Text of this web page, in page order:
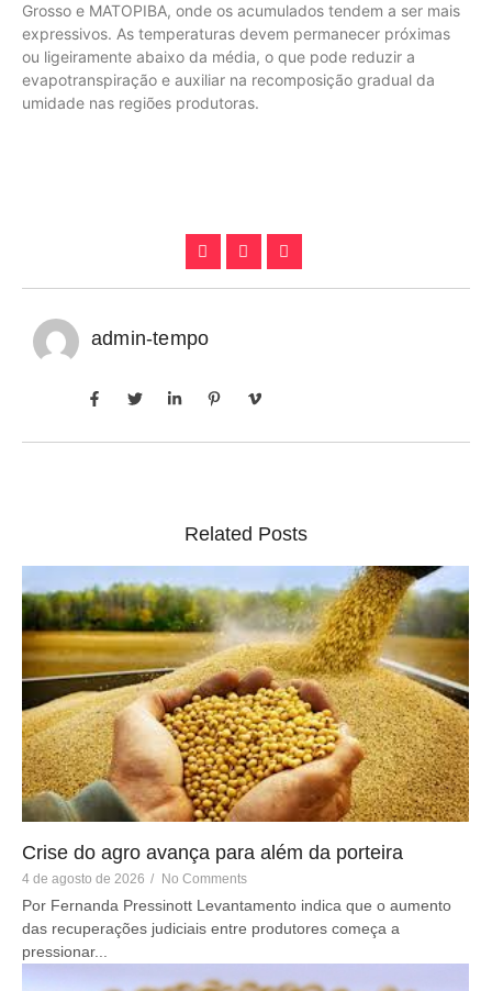
Grosso e MATOPIBA, onde os acumulados tendem a ser mais
expressivos. As temperaturas devem permanecer próximas
ou ligeiramente abaixo da média, o que pode reduzir a
evapotranspiração e auxiliar na recomposição gradual da
umidade nas regiões produtoras.
admin-tempo
Related Posts
Crise do agro avança para além da porteira
4 de agosto de 2026 / No Comments
Por Fernanda Pressinott Levantamento indica que o aumento
das recuperações judiciais entre produtores começa a
pressionar...